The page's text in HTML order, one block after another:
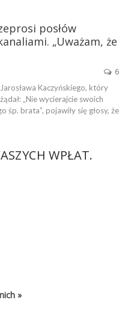
posłów
„Uważam, że
6
Kaczyńskiego, który
„Nie wycierajcie swoich
śp. brata”, pojawiły się głosy, że
WPŁAT.
»